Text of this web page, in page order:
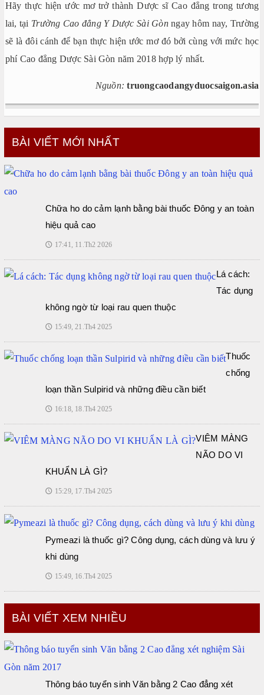
Hãy thực hiện ước mơ trở thành Dược sĩ Cao đẳng trong tương
lai, tại Trường Cao đẳng Y Dược Sài Gònngay hôm nay, Trường
sẽ là đôi cánh để bạn thực hiện ước mơ đó bởi cùng với mức học
phí Cao đẳng Dược Sài Gòn năm 2018 hợp lý nhất.
Nguồn: truongcaodangyduocsaigon.asia
BÀI VIẾT MỚI NHẤT
Chữa ho do cảm lạnh bằng bài thuốc Đông y an toàn
hiệu quả cao
🕔 17:41, 11.Th2 2026
Lá cách:
Tác dụng
không ngờ từ loại rau quen thuộc
🕔 15:49, 21.Th4 2025
Thuốc
chống
loạn thần Sulpirid và những điều cần biết
🕔 16:18, 18.Th4 2025
VIÊM MÀNG
NÃO DO VI
KHUẨN LÀ GÌ?
🕔 15:29, 17.Th4 2025
Pymeazi là thuốc gì? Công dụng, cách dùng và lưu ý
khi dùng
🕔 15:49, 16.Th4 2025
BÀI VIẾT XEM NHIỀU
Thông báo tuyển sinh Văn bằng 2 Cao đẳng xét